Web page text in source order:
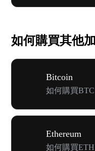
如何購買其他
Bitcoin
如何購買BTC
Ethereum
如何購買ETH